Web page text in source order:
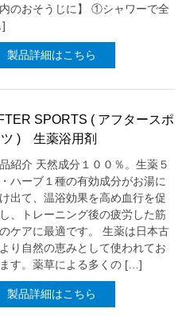
のおそうじに】 ①シャワーで全
製品詳細はこちら
SPORTS ( アフタースポ
ツ ) 生薬浴用剤
紹介 天然成分１００％。生薬５
ハーブ１種の有効成分がお湯に
出て、温浴効果を高め血行を促
、トレーニング後の疲労した筋
ケアに最適です。 生薬は日本古
り自然の恵みとして使われてお
す。薬草による多くの […]
製品詳細はこちら